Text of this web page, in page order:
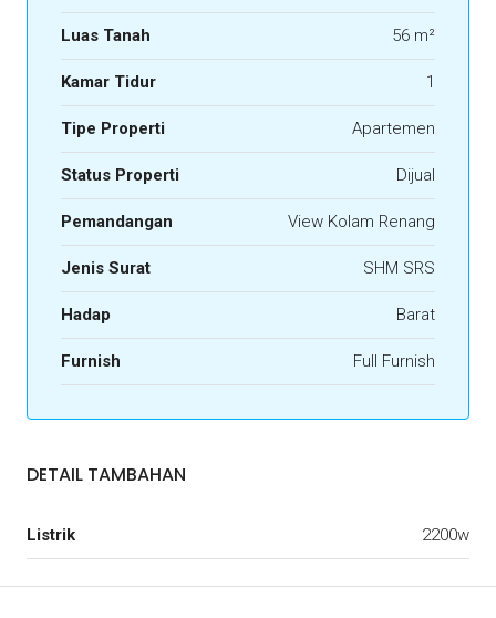
Luas Tanah 56 m²
Kamar Tidur 1
Tipe Properti Apartemen
Status Properti Dijual
Pemandangan View Kolam Renang
Jenis Surat SHM SRS
Hadap Barat
Furnish Full Furnish
DETAIL TAMBAHAN
Listrik 2200w